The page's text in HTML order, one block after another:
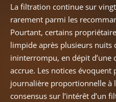
La filtration continue sur
rarement parmi les
Pourtant, certains
limpide après plusieurs nuits
ininterrompu, en dépit
accrue. Les notices
journalière proportionnelle à
consensus sur l’intérêt d’un